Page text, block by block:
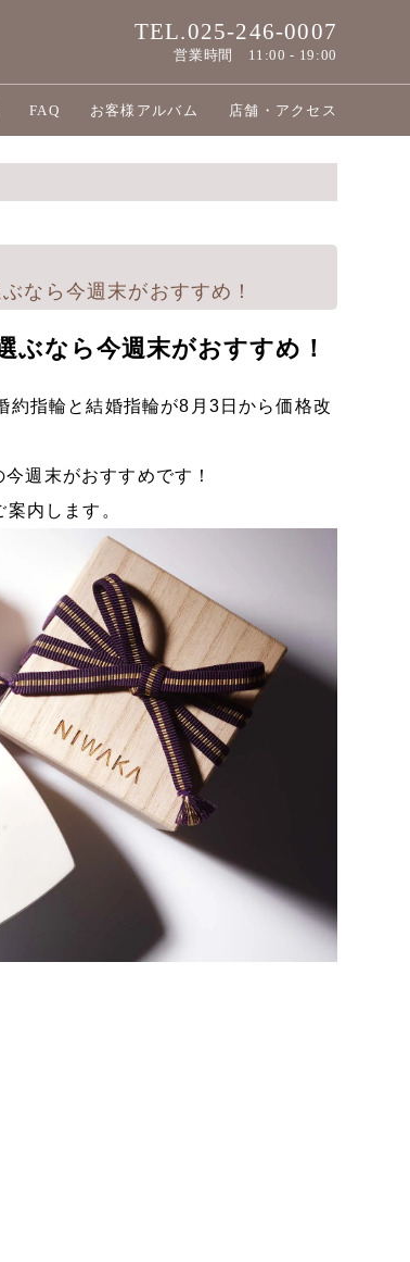
TEL.025-246-0007
営業時間 11:00 - 19:00
FAQ お客様アルバム 店舗・アクセス
なら今週末がおすすめ！
ぶなら今週末がおすすめ！
約指輪と結婚指輪が8月3日から価格改
週末がおすすめです！
内します。